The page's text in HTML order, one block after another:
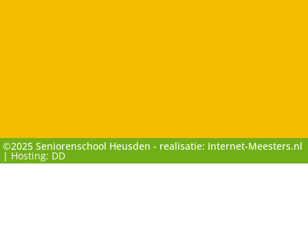
©2025 Seniorenschool Heusden - realisatie: Internet-Meesters.nl
| Hosting: DD